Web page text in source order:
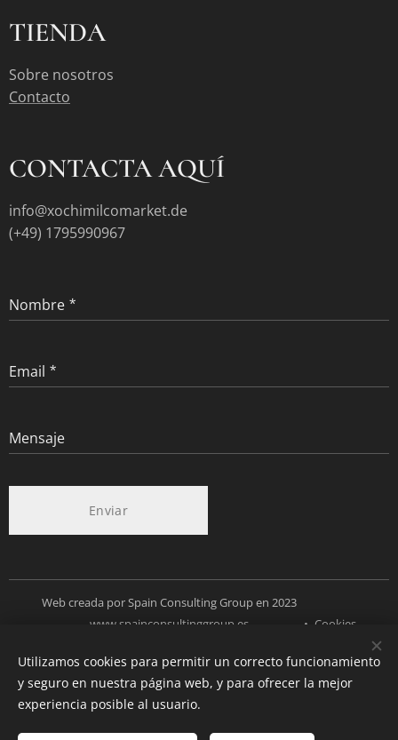
TIENDA
Sobre nosotros
Contacto
CONTACTA AQUÍ
info@xochimilcomarket.de
(+49) 1795990967
Nombre
Email
Mensaje
Enviar
Web creada por Spain Consulting Group en 2023
www.spainconsultinggroup.es
Cookies
Idiomas
Español
Deutsch English
Utilizamos cookies para permitir un correcto funcionamiento
y seguro en nuestra página web, y para ofrecer la mejor
experiencia posible al usuario.